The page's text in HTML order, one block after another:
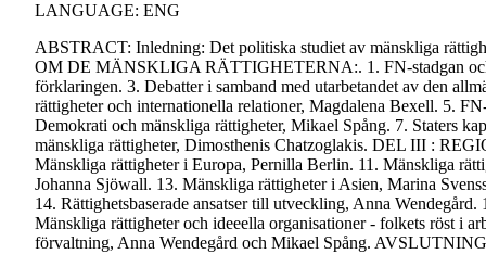
LANGUAGE: ENG
ABSTRACT: Inledning: Det politiska studiet av mänskliga
OM DE MÄNSKLIGA RÄTTIGHETERNA:. 1. FN-stadgan och
förklaringen. 3. Debatter i samband med utarbetandet av den
rättigheter och internationella relationer, Magdalena Bexell. 5.
Demokrati och mänskliga rättigheter, Mikael Spång. 7. Staters
mänskliga rättigheter, Dimosthenis Chatzoglakis. DEL III :
Mänskliga rättigheter i Europa, Pernilla Berlin. 11. Mänskliga
Johanna Sjöwall. 13. Mänskliga rättigheter i Asien, Marina
14. Rättighetsbaserade ansatser till utveckling, Anna
Mänskliga rättigheter och ideeella organisationer - folkets röst i
förvaltning, Anna Wendegård och Mikael Spång.